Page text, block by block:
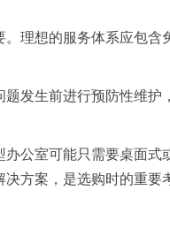
理想的服务体系应包
发生前进行预防性维护
公室可能只需要桌面
方案，是选购时的重要